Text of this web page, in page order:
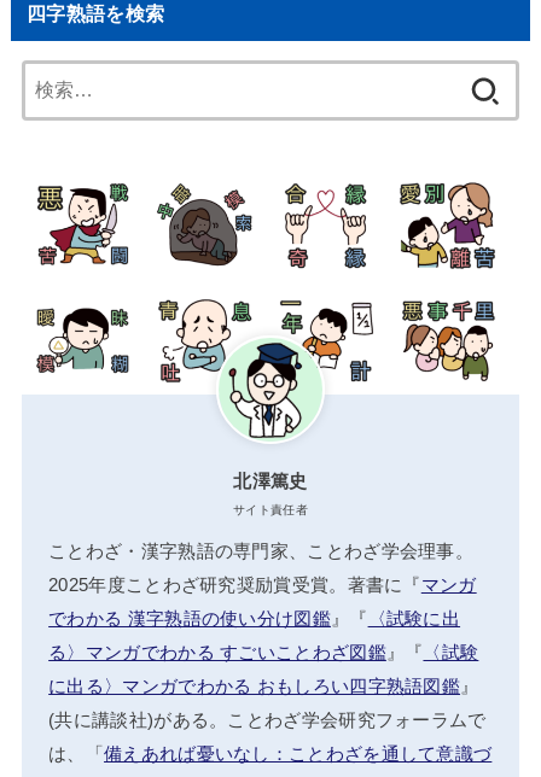
四字熟語を検索
索:
北澤篤史
サイト責任者
ことわざ・漢字熟語の専門家、ことわざ学会理事。
2025年度ことわざ研究奨励賞受賞。著書に『マンガ
でわかる 漢字熟語の使い分け図鑑』『 〈試験に出
る〉マンガでわかる すごいことわざ図鑑』『 〈試験
に出る〉マンガでわかる おもしろい四字熟語図鑑』
(共に講談社)がある。ことわざ学会研究フォーラムで
は、「備えあれば憂いなし：ことわざを通して意識づ